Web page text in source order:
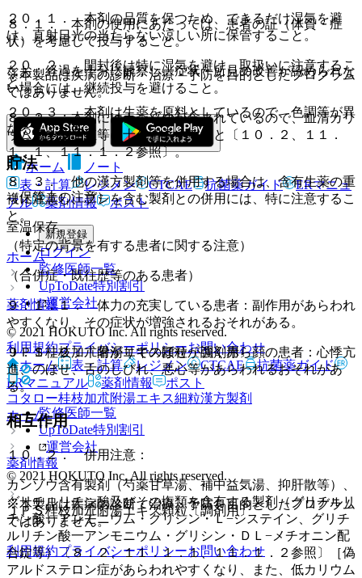
２０．１． 本剤の品質を保つため、できるだけ湿気を避
け、直射日光の当たらない涼しい所に保管すること。
２０．２． 開封後は特に湿気を避け、取扱いに注意するこ
と。
２０．３． 本剤は生薬を原料としているので、色調等が異
なることがある。
貯法
（保管上の注意）
室温保存。
ホーム
薬剤情報
ＪＰＳ桂枝加朮附湯エキス顆粒〔調剤用〕
コタロー桂枝加朮附湯エキス細粒漢方製剤
ホーム
薬剤情報
ＪＰＳ桂枝加朮附湯エキス顆粒〔調剤用〕
８．１． 本剤の使用にあたっては、患者の証（体質・症
状）を考慮して投与すること。
なお、経過を十分に観察し、症状・所見の改善が認められな
い場合には、継続投与を避けること。
８．２． 本剤にはカンゾウが含まれているので、血清カリ
ウム値や血圧値等に十分留意すること〔１０．２、１１．
１．１、１１．１．２参照〕。
８．３． 他の漢方製剤等を併用する場合は、含有生薬の重
複に注意し、ブシを含む製剤との併用には、特に注意するこ
と。
（特定の背景を有する患者に関する注意）
（合併症・既往歴等のある患者）
９．１．１． 体力の充実している患者：副作用があらわれ
やすくなり、その症状が増強されるおそれがある。
９．１．２． 暑がりでのぼせが強く赤ら顔の患者：心悸亢
進、のぼせ、舌のしびれ、悪心等があらわれるおそれがあ
る。
相互作用
１０．２． 併用注意：
カンゾウ含有製剤（芍薬甘草湯、補中益気湯、抑肝散等）、
グリチルリチン酸及びその塩類を含有する製剤（グリチルリ
チン酸一アンモニウム・グリシン・Ｌ−システイン、グリチ
ルリチン酸一アンモニウム・グリシン・ＤＬ−メチオニン配
合錠等）〔８．２、１１．１．１、１１．１．２参照〕［偽
アルドステロン症があらわれやすくなり、また、低カリウム
※本製品は疾病の診断・治療・予防を目的としたプログラム
ではありません。
ホーム
ノート
表・計算
レジメン CTCAE 抗菌薬ガイド
ERマニュ
アル
薬剤情報 ポスト
新規登録
ログイン
監修医師一覧
UpToDate特別割引
運営会社
© 2021 HOKUTO Inc. All rights reserved.
利用規約プライバシーポリシーお問い合わせ
ホーム
表・計算 レジメン CTCAE
抗菌薬ガイド
ERマニュアル
薬剤情報 ポスト
監修医師一覧
UpToDate特別割引
運営会社
© 2021 HOKUTO Inc. All rights reserved.
※本製品は疾病の診断・治療・予防を目的としたプログラム
ではありません。
利用規約プライバシーポリシーお問い合わせ